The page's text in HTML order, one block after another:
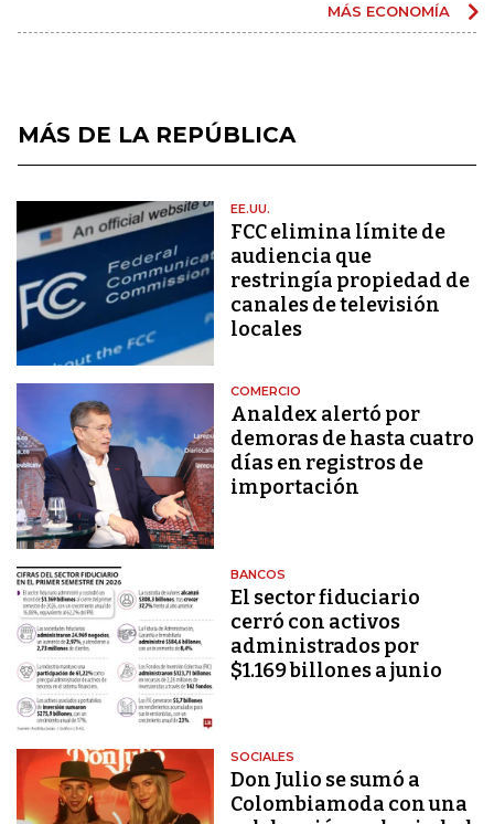
MÁS ECONOMÍA
MÁS DE LA REPÚBLICA
EE.UU.
FCC elimina límite de
audiencia que
restringía propiedad de
canales de televisión
locales
COMERCIO
Analdex alertó por
demoras de hasta cuatro
días en registros de
importación
BANCOS
El sector fiduciario
cerró con activos
administrados por
$1.169 billones a junio
SOCIALES
Don Julio se sumó a
Colombiamoda con una